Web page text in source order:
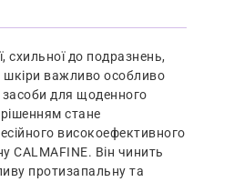
схильної до подразнень,
шкіри важливо особливо
засоби для щоденного
стане
високоефективного
CALMAFINE. Він чинить
протизапальну та